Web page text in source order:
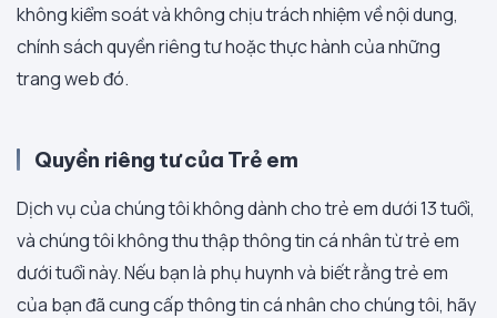
không kiểm soát và không chịu trách nhiệm về nội dung,
chính sách quyền riêng tư hoặc thực hành của những
trang web đó.
Quyền riêng tư của Trẻ em
Dịch vụ của chúng tôi không dành cho trẻ em dưới 13 tuổi,
và chúng tôi không thu thập thông tin cá nhân từ trẻ em
dưới tuổi này. Nếu bạn là phụ huynh và biết rằng trẻ em
của bạn đã cung cấp thông tin cá nhân cho chúng tôi, hãy